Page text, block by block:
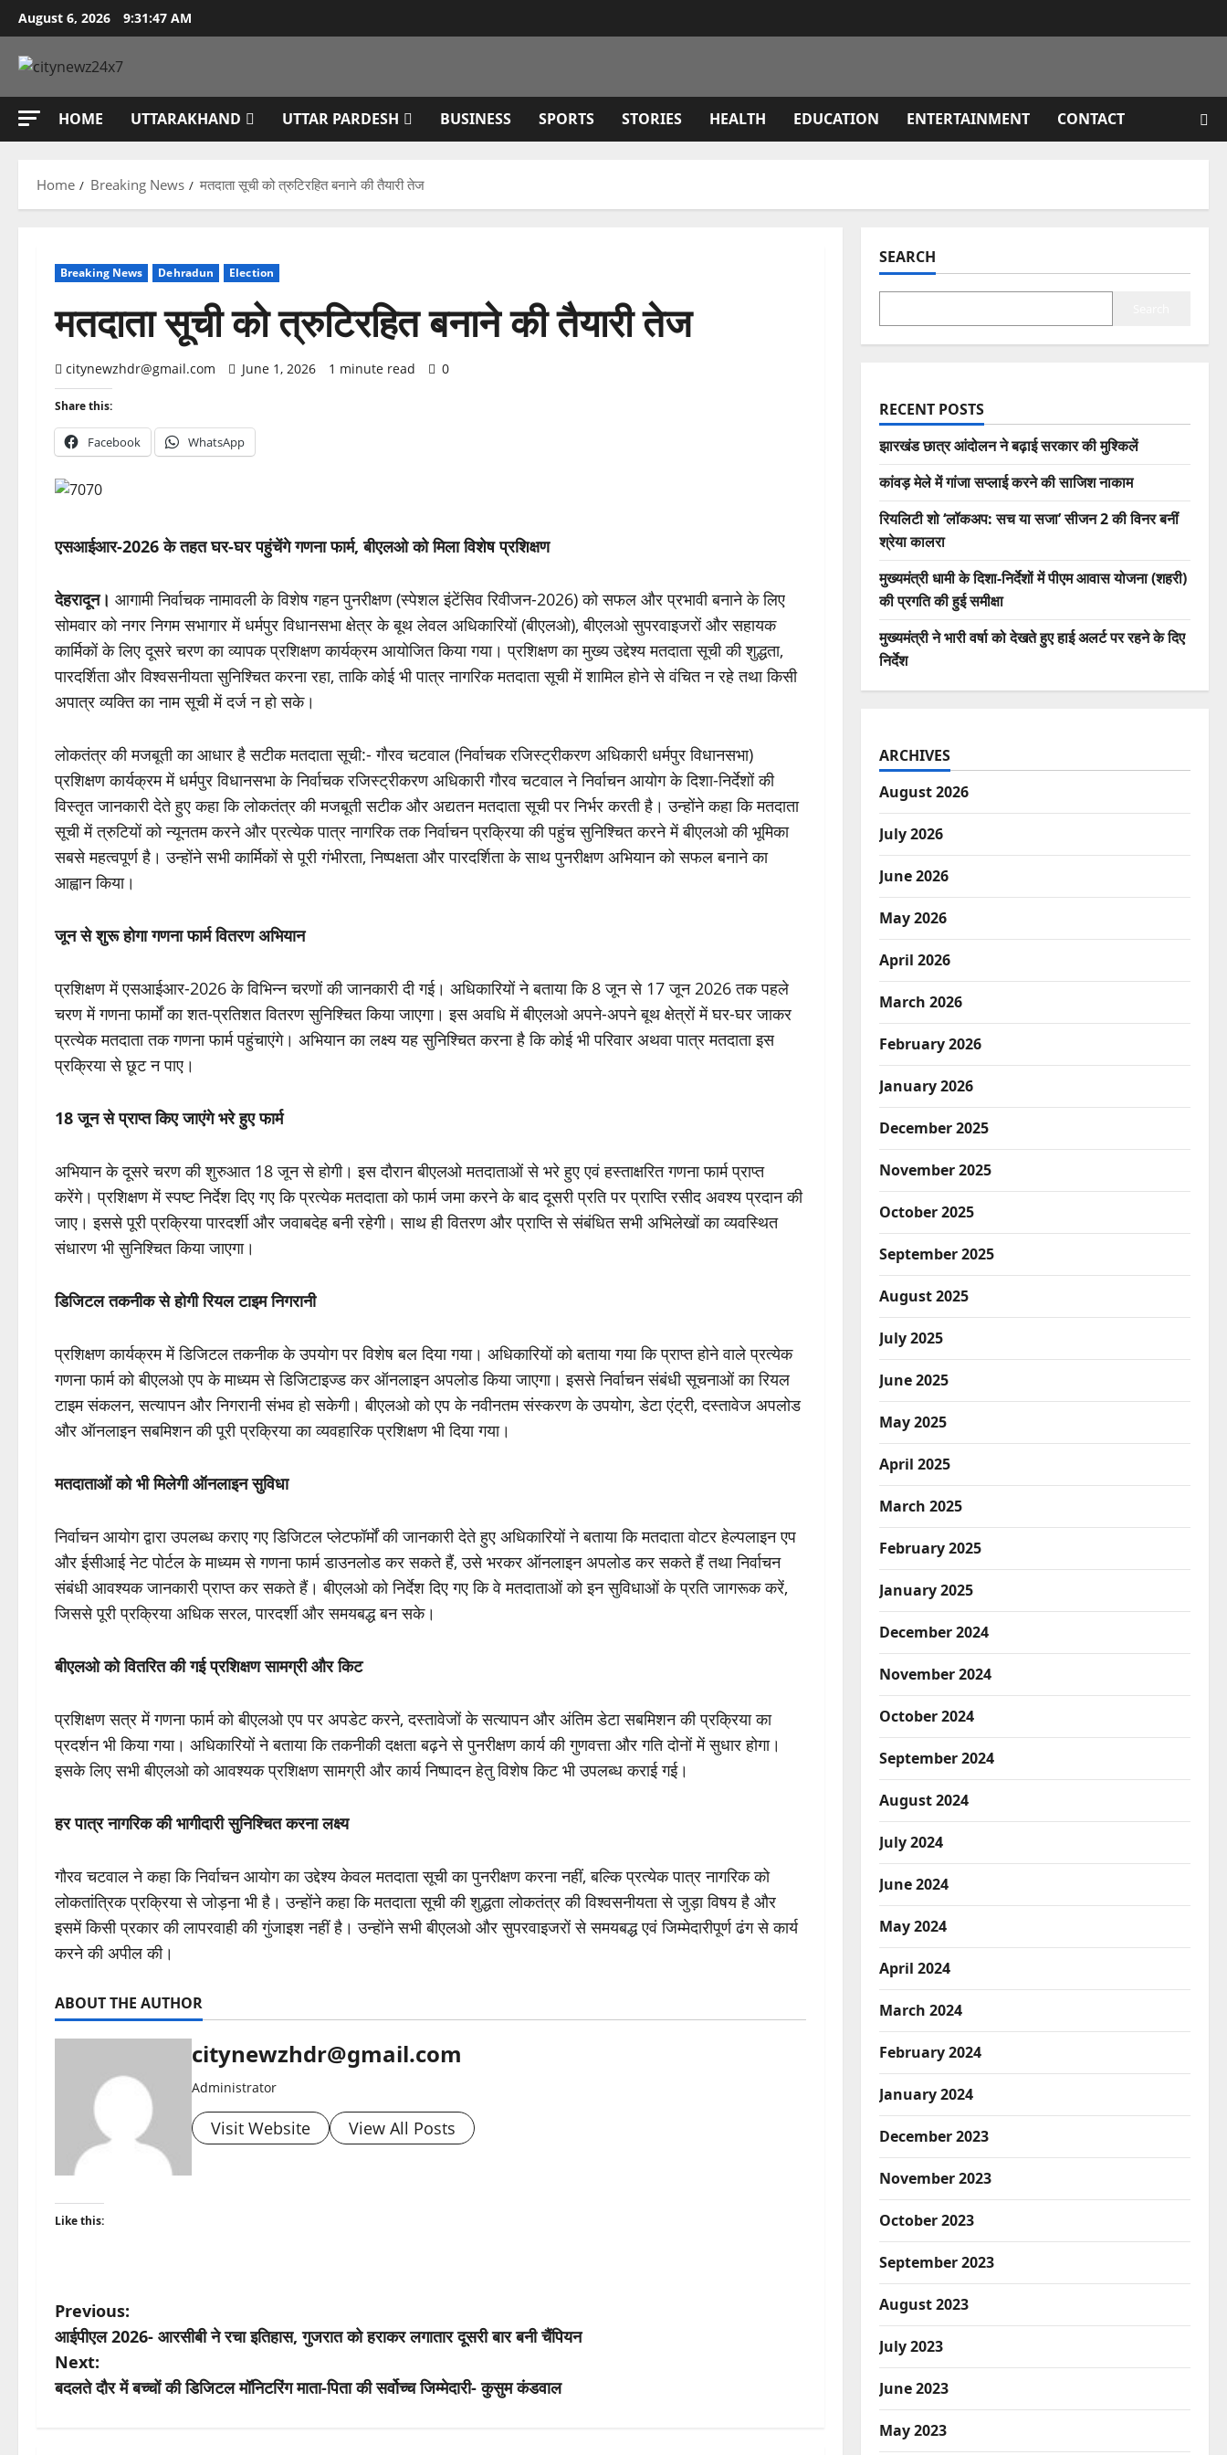
Skip
to
content
August 6, 2026 9:31:48 AM
HOME UTTARAKHAND UTTAR PARDESH BUSINESS SPORTS STORIES HEALTH EDUCATION ENTERTAINMENT CONTACT
Home Breaking News मतदाता सूची को त्रुटिरहित बनाने की तैयारी तेज
Breaking News Dehradun Election
मतदाता सूची को त्रुटिरहित बनाने की तैयारी तेज
citynewzhdr@gmail.com June 1, 2026 1 minute read 0
Share this:
Facebook WhatsApp
एसआईआर-2026 के तहत घर-घर पहुंचेंगे गणना फार्म, बीएलओ को मिला विशेष प्रशिक्षण
देहरादून। आगामी निर्वाचक नामावली के विशेष गहन पुनरीक्षण (स्पेशल इंटेंसिव रिवीजन-2026) को सफल और प्रभावी बनाने के लिए
सोमवार को नगर निगम सभागार में धर्मपुर विधानसभा क्षेत्र के बूथ लेवल अधिकारियों (बीएलओ), बीएलओ सुपरवाइजरों और सहायक
कार्मिकों के लिए दूसरे चरण का व्यापक प्रशिक्षण कार्यक्रम आयोजित किया गया। प्रशिक्षण का मुख्य उद्देश्य मतदाता सूची की शुद्धता,
पारदर्शिता और विश्वसनीयता सुनिश्चित करना रहा, ताकि कोई भी पात्र नागरिक मतदाता सूची में शामिल होने से वंचित न रहे तथा किसी
अपात्र व्यक्ति का नाम सूची में दर्ज न हो सके।
लोकतंत्र की मजबूती का आधार है सटीक मतदाता सूची:- गौरव चटवाल (निर्वाचक रजिस्ट्रीकरण अधिकारी धर्मपुर विधानसभा)
प्रशिक्षण कार्यक्रम में धर्मपुर विधानसभा के निर्वाचक रजिस्ट्रीकरण अधिकारी गौरव चटवाल ने निर्वाचन आयोग के दिशा-निर्देशों की
विस्तृत जानकारी देते हुए कहा कि लोकतंत्र की मजबूती सटीक और अद्यतन मतदाता सूची पर निर्भर करती है। उन्होंने कहा कि मतदाता
सूची में त्रुटियों को न्यूनतम करने और प्रत्येक पात्र नागरिक तक निर्वाचन प्रक्रिया की पहुंच सुनिश्चित करने में बीएलओ की भूमिका
सबसे महत्वपूर्ण है। उन्होंने सभी कार्मिकों से पूरी गंभीरता, निष्पक्षता और पारदर्शिता के साथ पुनरीक्षण अभियान को सफल बनाने का
आह्वान किया।
जून से शुरू होगा गणना फार्म वितरण अभियान
प्रशिक्षण में एसआईआर-2026 के विभिन्न चरणों की जानकारी दी गई। अधिकारियों ने बताया कि 8 जून से 17 जून 2026 तक पहले
चरण में गणना फार्मों का शत-प्रतिशत वितरण सुनिश्चित किया जाएगा। इस अवधि में बीएलओ अपने-अपने बूथ क्षेत्रों में घर-घर जाकर
प्रत्येक मतदाता तक गणना फार्म पहुंचाएंगे। अभियान का लक्ष्य यह सुनिश्चित करना है कि कोई भी परिवार अथवा पात्र मतदाता इस
प्रक्रिया से छूट न पाए।
18 जून से प्राप्त किए जाएंगे भरे हुए फार्म
अभियान के दूसरे चरण की शुरुआत 18 जून से होगी। इस दौरान बीएलओ मतदाताओं से भरे हुए एवं हस्ताक्षरित गणना फार्म प्राप्त
करेंगे। प्रशिक्षण में स्पष्ट निर्देश दिए गए कि प्रत्येक मतदाता को फार्म जमा करने के बाद दूसरी प्रति पर प्राप्ति रसीद अवश्य प्रदान की
जाए। इससे पूरी प्रक्रिया पारदर्शी और जवाबदेह बनी रहेगी। साथ ही वितरण और प्राप्ति से संबंधित सभी अभिलेखों का व्यवस्थित
संधारण भी सुनिश्चित किया जाएगा।
डिजिटल तकनीक से होगी रियल टाइम निगरानी
प्रशिक्षण कार्यक्रम में डिजिटल तकनीक के उपयोग पर विशेष बल दिया गया। अधिकारियों को बताया गया कि प्राप्त होने वाले प्रत्येक
गणना फार्म को बीएलओ एप के माध्यम से डिजिटाइज्ड कर ऑनलाइन अपलोड किया जाएगा। इससे निर्वाचन संबंधी सूचनाओं का रियल
टाइम संकलन, सत्यापन और निगरानी संभव हो सकेगी। बीएलओ को एप के नवीनतम संस्करण के उपयोग, डेटा एंट्री, दस्तावेज अपलोड
और ऑनलाइन सबमिशन की पूरी प्रक्रिया का व्यवहारिक प्रशिक्षण भी दिया गया।
मतदाताओं को भी मिलेगी ऑनलाइन सुविधा
निर्वाचन आयोग द्वारा उपलब्ध कराए गए डिजिटल प्लेटफॉर्मों की जानकारी देते हुए अधिकारियों ने बताया कि मतदाता वोटर हेल्पलाइन एप
और ईसीआई नेट पोर्टल के माध्यम से गणना फार्म डाउनलोड कर सकते हैं, उसे भरकर ऑनलाइन अपलोड कर सकते हैं तथा निर्वाचन
संबंधी आवश्यक जानकारी प्राप्त कर सकते हैं। बीएलओ को निर्देश दिए गए कि वे मतदाताओं को इन सुविधाओं के प्रति जागरूक करें,
जिससे पूरी प्रक्रिया अधिक सरल, पारदर्शी और समयबद्ध बन सके।
बीएलओ को वितरित की गई प्रशिक्षण सामग्री और किट
प्रशिक्षण सत्र में गणना फार्म को बीएलओ एप पर अपडेट करने, दस्तावेजों के सत्यापन और अंतिम डेटा सबमिशन की प्रक्रिया का
प्रदर्शन भी किया गया। अधिकारियों ने बताया कि तकनीकी दक्षता बढ़ने से पुनरीक्षण कार्य की गुणवत्ता और गति दोनों में सुधार होगा।
इसके लिए सभी बीएलओ को आवश्यक प्रशिक्षण सामग्री और कार्य निष्पादन हेतु विशेष किट भी उपलब्ध कराई गई।
हर पात्र नागरिक की भागीदारी सुनिश्चित करना लक्ष्य
गौरव चटवाल ने कहा कि निर्वाचन आयोग का उद्देश्य केवल मतदाता सूची का पुनरीक्षण करना नहीं, बल्कि प्रत्येक पात्र नागरिक को
लोकतांत्रिक प्रक्रिया से जोड़ना भी है। उन्होंने कहा कि मतदाता सूची की शुद्धता लोकतंत्र की विश्वसनीयता से जुड़ा विषय है और
इसमें किसी प्रकार की लापरवाही की गुंजाइश नहीं है। उन्होंने सभी बीएलओ और सुपरवाइजरों से समयबद्ध एवं जिम्मेदारीपूर्ण ढंग से कार्य
करने की अपील की।
ABOUT THE AUTHOR
citynewzhdr@gmail.com
Administrator
Visit Website View All Posts
Like this:
P
o
s
Previous:
आईपीएल 2026- आरसीबी ने रचा इतिहास, गुजरात को हराकर लगातार दूसरी बार बनी चैंपियन
Next:
बदलते दौर में बच्चों की डिजिटल मॉनिटरिंग माता-पिता की सर्वोच्च जिम्मेदारी- कुसुम कंडवाल
SEARCH
RECENT POSTS
झारखंड छात्र आंदोलन ने बढ़ाई सरकार की मुश्किलें
कांवड़ मेले में गांजा सप्लाई करने की साजिश नाकाम
रियलिटी शो ‘लॉकअप: सच या सजा’ सीजन 2 की विनर बनीं
श्रेया कालरा
मुख्यमंत्री धामी के दिशा-निर्देशों में पीएम आवास योजना (शहरी)
की प्रगति की हुई समीक्षा
मुख्यमंत्री ने भारी वर्षा को देखते हुए हाई अलर्ट पर रहने के दिए
निर्देश
ARCHIVES
August 2026
July 2026
June 2026
May 2026
April 2026
March 2026
February 2026
January 2026
December 2025
November 2025
October 2025
September 2025
August 2025
July 2025
June 2025
May 2025
April 2025
March 2025
February 2025
January 2025
December 2024
November 2024
October 2024
September 2024
August 2024
July 2024
June 2024
May 2024
April 2024
March 2024
February 2024
January 2024
December 2023
November 2023
October 2023
September 2023
August 2023
July 2023
June 2023
May 2023
Breaking News Haridwar
Police
Breaking News Entertainment
सीजन 2 की विनर बनीं श्रेया कालरा